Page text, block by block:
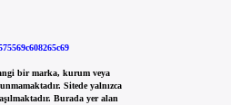
bir marka, kurum veya
Sitede yalnızca
Burada yer alan